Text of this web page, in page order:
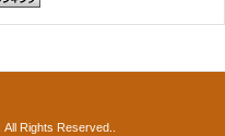
. All Rights Reserved..